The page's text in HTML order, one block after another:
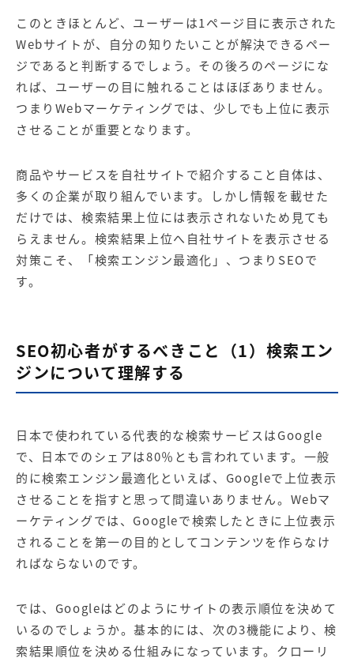
このときほとんど、ユーザーは1ページ目に表示された
Webサイトが、自分の知りたいことが解決できるペー
ジであると判断するでしょう。その後ろのページにな
れば、ユーザーの目に触れることはほぼありません。
つまりWebマーケティングでは、少しでも上位に表示
させることが重要となります。
商品やサービスを自社サイトで紹介すること自体は、
多くの企業が取り組んでいます。しかし情報を載せた
だけでは、検索結果上位には表示されないため見ても
らえません。検索結果上位へ自社サイトを表示させる
対策こそ、「検索エンジン最適化」、つまりSEOで
す。
SEO初心者がするべきこと（1）検索エン
ジンについて理解する
日本で使われている代表的な検索サービスはGoogle
で、日本でのシェアは80％とも言われています。一般
的に検索エンジン最適化といえば、Googleで上位表示
させることを指すと思って間違いありません。Webマ
ーケティングでは、Googleで検索したときに上位表示
されることを第一の目的としてコンテンツを作らなけ
ればならないのです。
では、Googleはどのようにサイトの表示順位を決めて
いるのでしょうか。基本的には、次の3機能により、検
索結果順位を決める仕組みになっています。クローリ